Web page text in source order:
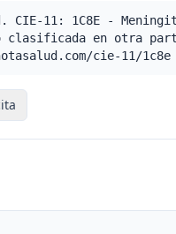
CIE-11: 1C8E -
en otra
cie-11/1c8e